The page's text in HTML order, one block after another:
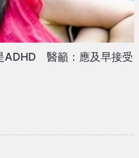
ADHD 醫籲：應及早接受